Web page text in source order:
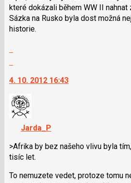
které dokázali během WW II
Sázka na Rusko byla dost možná
historie.
další
názor.
K
navigaci
lze
použít
i
N
4. 10. 2012 16:43
Jarda_P
>Afrika by bez našeho vlivu byla
tisíc let.
To nemuzete vedet, protoze tomu